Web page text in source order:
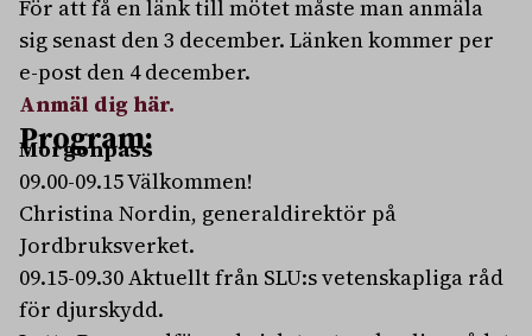
För att få en länk till mötet måste man anmäla
sig senast den 3 december. Länken kommer per
e-post den 4 december.
Anmäl dig här.
Program:
Morgonpass
09.00-09.15 Välkommen!
Christina Nordin, generaldirektör på
Jordbruksverket.
09.15-09.30 Aktuellt från SLU:s vetenskapliga råd
för djurskydd.